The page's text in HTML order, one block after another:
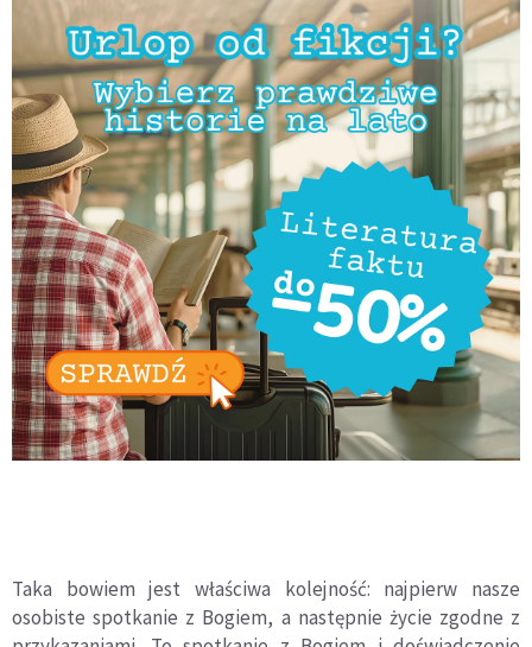
Taka bowiem jest właściwa kolejność: najpierw nasze
osobiste spotkanie z Bogiem, a następnie życie zgodne z